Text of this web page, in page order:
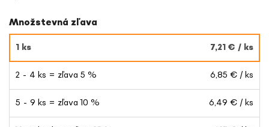
cena:
Množstevná zľava
1 ks 7,21 € / ks
2 - 4 ks = zľava 5 % 6,85 € / ks
5 - 9 ks = zľava 10 % 6,49 € / ks